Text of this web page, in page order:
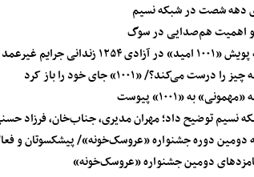
دهه شصت در شبکه نسیم
۱۲۵۴ زندانی جرایم غیرعمد
درست می‌کند؟/ «۱۰۰۱» جای خود را باز کرد
به «۱۰۰۱» پیوست
نسیم توضیح داد؛ مهران مدیری، جناب‌خان، فرزاد
دومین دوره جشنواره «عروسک‌خونه»/ پیشکسوتان و
دومین جشنواره «عروسک‌خونه»